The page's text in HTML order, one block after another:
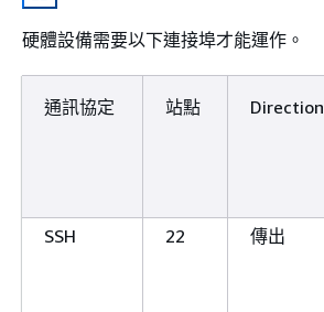
硬體設備需要以下連接埠才能運作。
通訊協定 站點 Direction
SSH 22 傳出